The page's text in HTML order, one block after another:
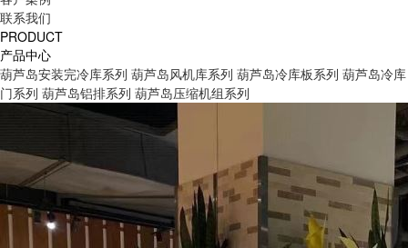
联系我们
PRODUCT
产品中心
葫芦岛安装完冷库系列 葫芦岛风机库系列 葫芦岛冷库板系列 葫芦岛冷库
门系列 葫芦岛铝排系列 葫芦岛压缩机组系列